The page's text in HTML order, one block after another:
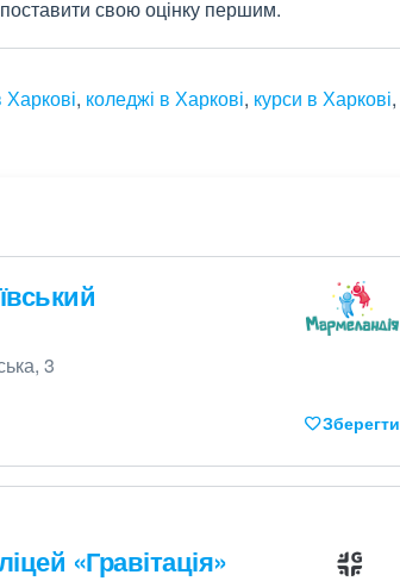
свою оцінку першим.
, коледжі в Харкові, курси в Харкові,
3
Зберегти
«Гравітація»